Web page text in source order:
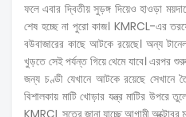
ফলে এবার দ্বিতীয় সুড়ঙ্গ দিয়েও হাওড়া
শেষ হচ্ছে না পুরো কাজ। KMRCL-এর তরফে
বউবাজারের কাছে আটকে রয়েছে। অন্য
খুড়তে সেই পর্যন্ত গিয়ে থেমে যাবে। এরপর
জন্য চণ্ডী যেখানে আটকে রয়েছে সেখানে
বিশালকায় মাটি খোড়ার যন্ত্র মাটির উপরে